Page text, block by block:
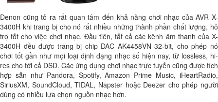
Denon cũng tỏ ra rất quan tâm đến khả năng chơi nhạc của AVR X-
3400H khi trang bị cho nó rất nhiều những thành phần chất lượng, hỗ
trợ tốt cho việc chơi nhạc. Đầu tiên, tất cả các kênh âm thanh của X-
3400H đều được trang bị chip DAC AK4458VN 32-bit, cho phép nó
chơi tốt gần như mọi loại định dạng nhạc số hiện nay, từ lossless, hi-
res cho tới cả DSD. Các ứng dụng chơi nhạc trực tuyến cũng được tích
hợp sẵn như Pandora, Spotify, Amazon Prime Music, iHeartRadio,
SiriusXM, SoundCloud, TIDAL, Napster hoặc Deezer cho phép người
dùng có nhiều lựa chọn nguồn nhạc hơn.